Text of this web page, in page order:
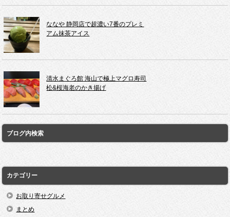
ななや 静岡店で超濃い7番のプレミ
アム抹茶アイス
清水まぐろ館 海山で極上マグロ寿司
松&桜海老のかき揚げ
ブログ内検索
カテゴリー
お取り寄せグルメ
まとめ